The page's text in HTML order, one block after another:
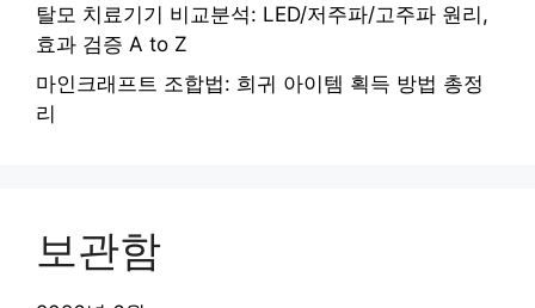
탈모 치료기기 비교분석: LED/저주파/고주파 원리,
효과 검증 A to Z
마인크래프트 조합법: 희귀 아이템 획득 방법 총정
리
보관함